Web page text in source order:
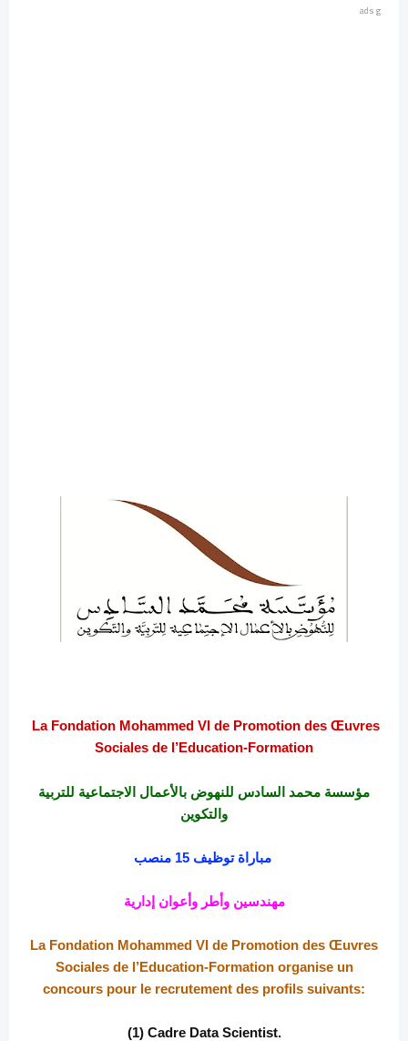
ads g
La Fondation Mohammed VI de Promotion des Œuvres
Sociales de l’Education-Formation
مؤسسة محمد السادس للنهوض بالأعمال الاجتماعية للتربية
والتكوين
مباراة توظيف 15 منصب
مهندسين وأطر وأعوان إدارية
La Fondation Mohammed VI de Promotion des Œuvres
Sociales de l’Education-Formation organise un
concours pour le recrutement des profils suivants:
(1) Cadre Data Scientist.